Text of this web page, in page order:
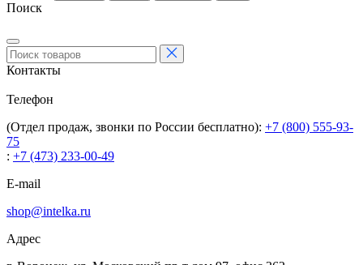
Поиск
Контакты
Телефон
(Отдел продаж, звонки по России бесплатно): +7 (800) 555-93-
75
: +7 (473) 233-00-49
E-mail
shop@intelka.ru
Адрес